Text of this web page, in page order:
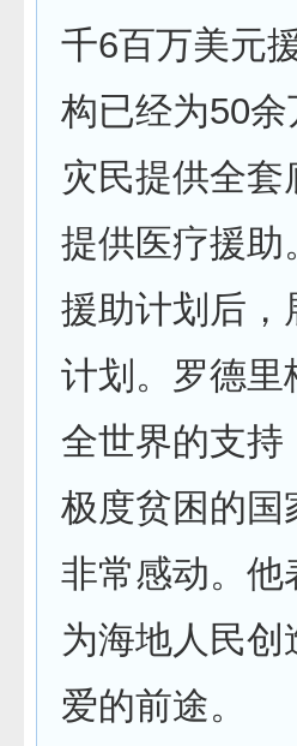
千6百万美元
构已经为50
灾民提供全
提供医疗援助
援助计划后，
计划。罗德里
全世界的支持
极度贫困的国
非常感动。他
为海地人民
爱的前途。